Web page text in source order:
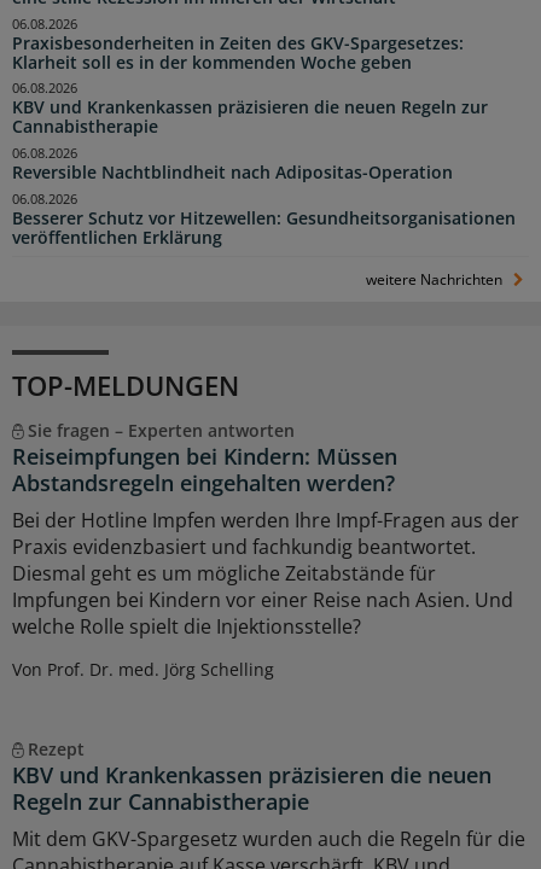
Praxisbesonderheiten in Zeiten des GKV-Spargesetzes:
Klarheit soll es in der kommenden Woche geben
06.08.2026
KBV und Krankenkassen präzisieren die neuen Regeln zur
Cannabistherapie
06.08.2026
Reversible Nachtblindheit nach Adipositas-Operation
06.08.2026
Besserer Schutz vor Hitzewellen: Gesundheitsorganisationen
veröffentlichen Erklärung
06.08.2026
weitere Nachrichten
TOP-MELDUNGEN
Sie fragen – Experten antworten
Reiseimpfungen bei Kindern: Müssen
Abstandsregeln eingehalten werden?
Bei der Hotline Impfen werden Ihre Impf-Fragen aus der
Praxis evidenzbasiert und fachkundig beantwortet.
Diesmal geht es um mögliche Zeitabstände für
Impfungen bei Kindern vor einer Reise nach Asien. Und
welche Rolle spielt die Injektionsstelle?
Von Prof. Dr. med. Jörg Schelling
Rezept
KBV und Krankenkassen präzisieren die neuen
Regeln zur Cannabistherapie
Mit dem GKV-Spargesetz wurden auch die Regeln für die